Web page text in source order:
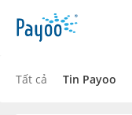
Đăng nhập
Tất cả Tin Payoo